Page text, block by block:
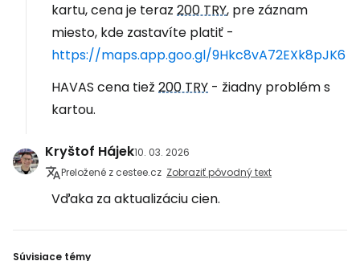
kartu, cena je teraz 200 TRY, pre záznam
miesto, kde zastavíte platiť -
https://maps.app.goo.gl/9Hkc8vA72EXk8pJK6
HAVAS cena tiež 200 TRY - žiadny problém s
kartou.
Kryštof Hájek10. 03. 2026
Preložené z cestee.cz Zobraziť pôvodný text
Vďaka za aktualizáciu cien.
Súvisiace témy